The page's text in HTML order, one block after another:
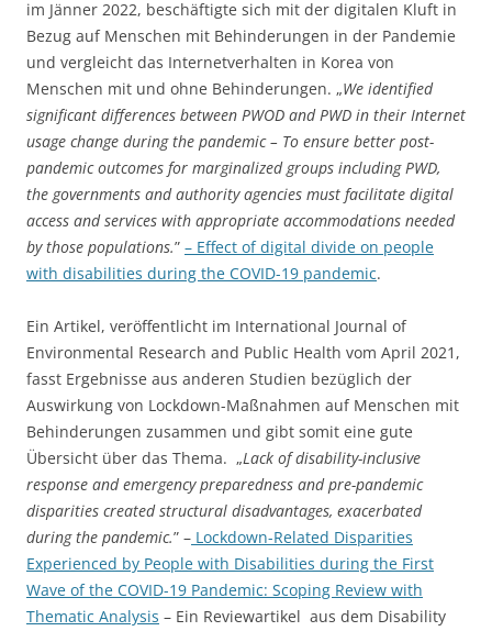
im Jänner 2022, beschäftigte sich mit der digitalen Kluft in
Bezug auf Menschen mit Behinderungen in der Pandemie
und vergleicht das Internetverhalten in Korea von
Menschen mit und ohne Behinderungen. „We identified
significant differences between PWOD and PWD in their Internet
usage change during the pandemic – To ensure better post-
pandemic outcomes for marginalized groups including PWD,
the governments and authority agencies must facilitate digital
access and services with appropriate accommodations needed
by those populations.” – Effect of digital divide on people
with disabilities during the COVID-19 pandemic.
Ein Artikel, veröffentlicht im International Journal of
Environmental Research and Public Health vom April 2021,
fasst Ergebnisse aus anderen Studien bezüglich der
Auswirkung von Lockdown-Maßnahmen auf Menschen mit
Behinderungen zusammen und gibt somit eine gute
Übersicht über das Thema. „Lack of disability-inclusive
response and emergency preparedness and pre-pandemic
disparities created structural disadvantages, exacerbated
during the pandemic.” – Lockdown-Related Disparities
Experienced by People with Disabilities during the First
Wave of the COVID-19 Pandemic: Scoping Review with
Thematic Analysis – Ein Reviewartikel aus dem Disability